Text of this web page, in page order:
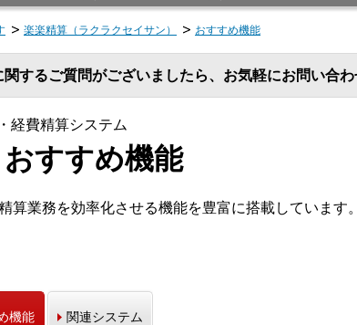
楽楽精算（ラクラクセイサン） おすすめ機能
するご質問がございましたら、お気軽にお問い合わ
経費精算システム
すすめ機能
算業務を効率化させる機能を豊富に搭載していま
機能 関連システム